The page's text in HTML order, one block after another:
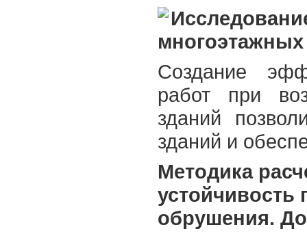
Создание
работ при
зданий
зданий и
Методика
устойчивость
обрушения.